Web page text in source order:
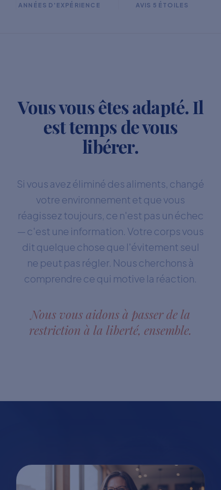
ANNÉES D'EXPÉRIENCE AVIS 5 ÉTOILES
Vous vous êtes adapté. Il
est temps de vous
libérer.
Si vous avez éliminé des aliments, changé
votre environnement et que vous
réagissez toujours, ce n'est pas un échec
— c'est une information. Votre corps vous
dit quelque chose que l'évitement seul
ne peut pas régler. Nous cherchons à
comprendre ce qui motive la réaction.
Nous vous aidons à passer de la
restriction à la liberté, ensemble.